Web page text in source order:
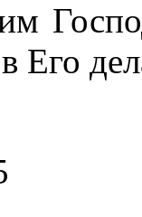
Его